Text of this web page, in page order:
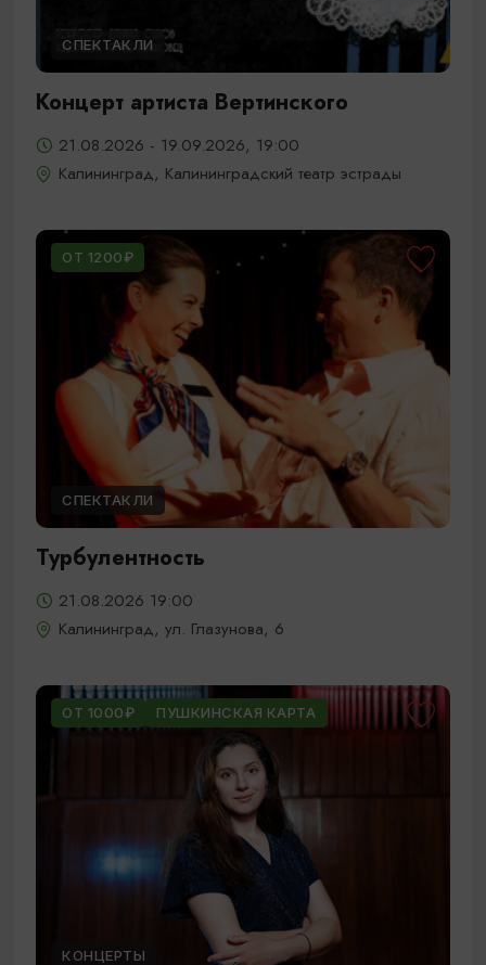
СПЕКТАКЛИ
Концерт артиста Вертинского
21.08.2026 - 19.09.2026, 19:00
Калининград, Калининградский театр эстрады
ОТ 1200₽
СПЕКТАКЛИ
Турбулентность
21.08.2026 19:00
Калининград, ул. Глазунова, 6
ОТ 1000₽ ПУШКИНСКАЯ КАРТА
КОНЦЕРТЫ